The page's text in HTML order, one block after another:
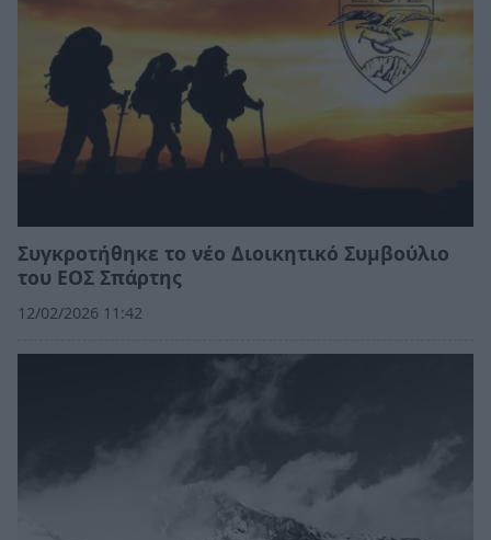
Συγκροτήθηκε το νέο Διοικητικό Συμβούλιο
του ΕΟΣ Σπάρτης
12/02/2026 11:42